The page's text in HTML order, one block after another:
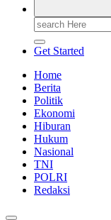
Search
for:
Get Started
Home
Berita
Politik
Ekonomi
Hiburan
Hukum
Nasional
TNI
POLRI
Redaksi